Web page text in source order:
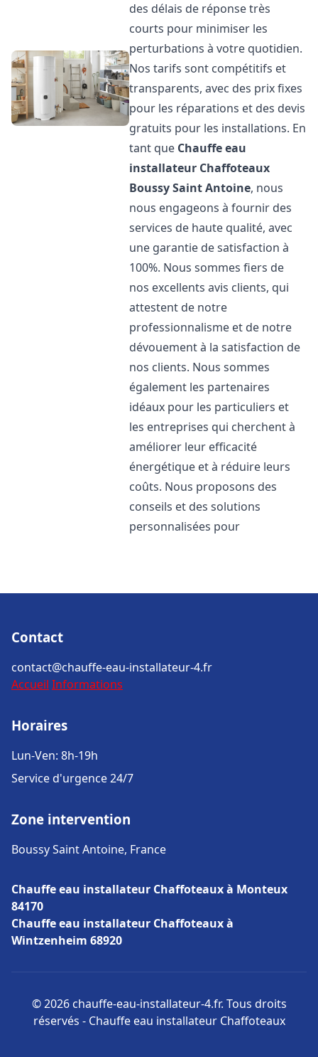
des délais de réponse très
courts pour minimiser les
perturbations à votre quotidien.
Nos tarifs sont compétitifs et
transparents, avec des prix fixes
pour les réparations et des devis
gratuits pour les installations. En
tant que Chauffe eau
installateur Chaffoteaux
Boussy Saint Antoine, nous
nous engageons à fournir des
services de haute qualité, avec
une garantie de satisfaction à
100%. Nous sommes fiers de
nos excellents avis clients, qui
attestent de notre
professionnalisme et de notre
dévouement à la satisfaction de
nos clients. Nous sommes
également les partenaires
idéaux pour les particuliers et
les entreprises qui cherchent à
améliorer leur efficacité
énergétique et à réduire leurs
coûts. Nous proposons des
conseils et des solutions
personnalisées pour
Contact
contact@chauffe-eau-installateur-4.fr
Accueil Informations
Horaires
Lun-Ven: 8h-19h
Service d'urgence 24/7
Zone intervention
Boussy Saint Antoine, France
Chauffe eau installateur Chaffoteaux à Monteux
84170
Chauffe eau installateur Chaffoteaux à
Wintzenheim 68920
© 2026 chauffe-eau-installateur-4.fr. Tous droits
réservés - Chauffe eau installateur Chaffoteaux